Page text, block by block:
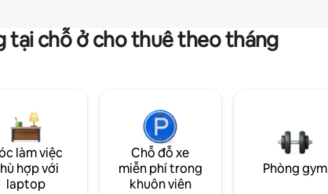
tại chỗ ở cho thuê theo tháng
làm việc
hợp với
laptop
Chỗ đỗ xe
miễn phí trong
khuôn viên
Phòng gym